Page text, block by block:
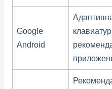
Google
Android